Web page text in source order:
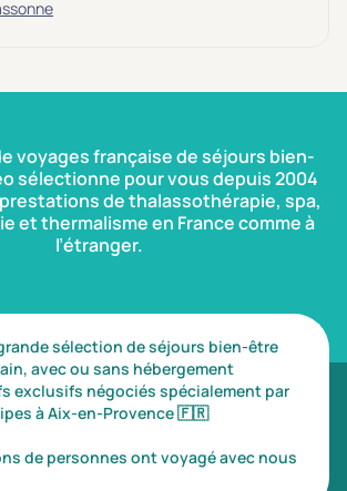
voyages française de séjours bien-
sélectionne pour vous depuis 2004
de thalassothérapie, spa,
et thermalisme en France comme à
l’étranger.
sélection de séjours bien-être
avec ou sans hébergement
exclusifs négociés spécialement par
à Aix-en-Provence🇫🇷
de personnes ont voyagé avec nous